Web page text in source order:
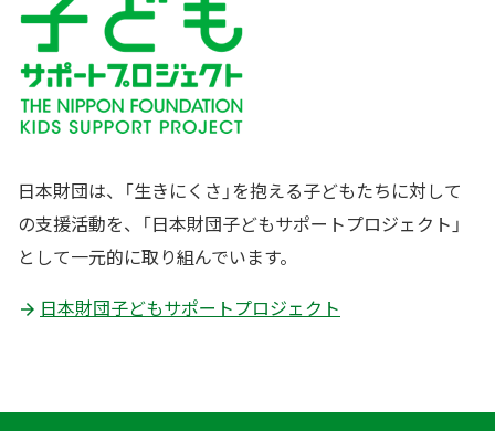
日本財団は、「生きにくさ」を抱える子どもたちに対して
の支援活動を、「日本財団子どもサポートプロジェクト」
として一元的に取り組んでいます。
日本財団子どもサポートプロジェクト